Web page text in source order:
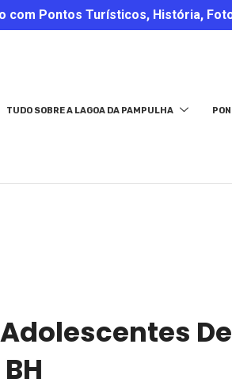
com Pontos Turísticos, História,
TUDO SOBRE A LAGOA DA PAMPULHA
De